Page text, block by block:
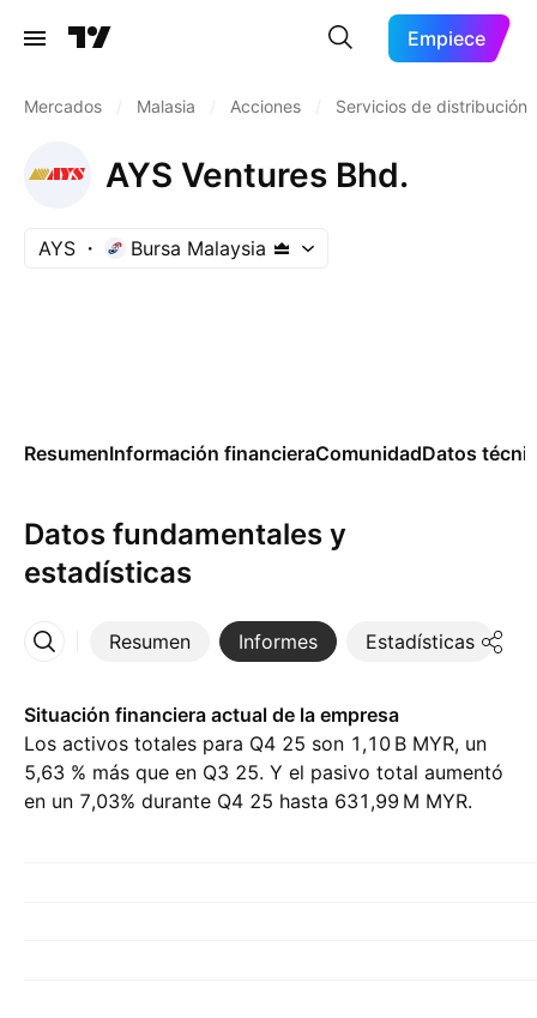
Empiece
Mercados Malasia Acciones Servicios de distribución
AYS Ventures Bhd.
AYS Bursa Malaysia
ResumenInformación financieraComunidadDatos
Datos fundamentales y
estadísticas
Resumen Informes Estadísticas
Más
Situación financiera actual de la empresa
Los activos totales para Q4 25 son ‪1,10 B‬ MYR, un
5,63 % más que en Q3 25. Y el pasivo total aumentó
en un 7,03% durante Q4 25 hasta ‪631,99 M‬ MYR.